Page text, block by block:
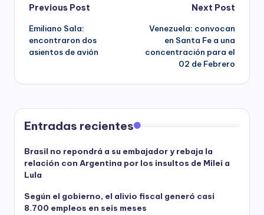
Post
navigation
Previous Post
Emiliano Sala:
encontraron dos
asientos de avión
Next Post
Venezuela: convocan
en Santa Fe a una
concentración para el
02 de Febrero
Entradas recientes
Brasil no repondrá a su embajador y rebaja la
relación con Argentina por los insultos de Milei a
Lula
Según el gobierno, el alivio fiscal generó casi
8.700 empleos en seis meses